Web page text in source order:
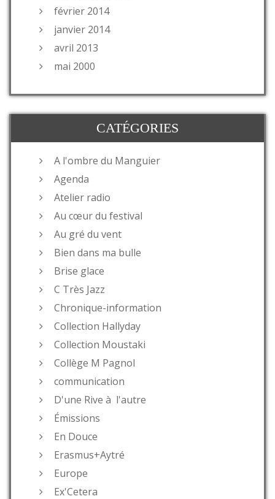
février 2014
janvier 2014
avril 2013
mai 2000
CATÉGORIES
A l'ombre du Manguier
Agenda
Atelier radio
Au cœur du festival
Au gré du vent
Bien dans ma bulle
Brise glace
C Très Jazz
Chronique-information
Collection Hallyday
Collection Moustaki
Collège M Pagnol
communication
D'une Rive à l'autre
Émissions
En Douce
Erasmus+Aytré
Europe
Ex'Cetera